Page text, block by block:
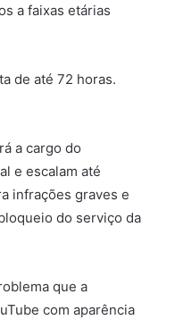
a faixas etárias
de até 72 horas.
a cargo do
e escalam até
infrações graves e
do serviço da
que a
com aparência